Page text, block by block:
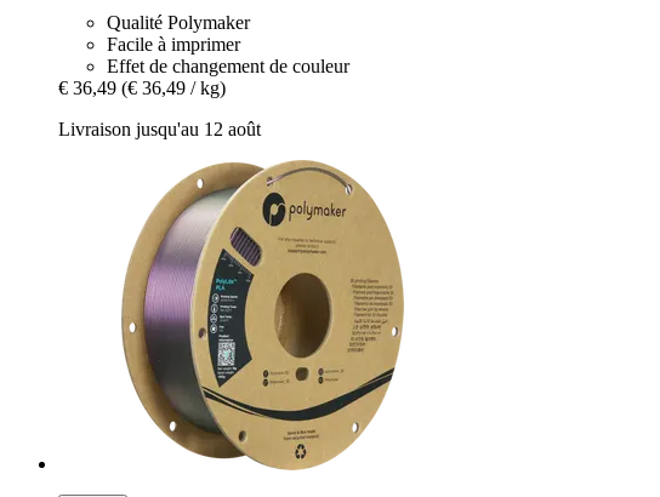
Qualité Polymaker
Facile à imprimer
Effet de changement de couleur
€ 36,49 (€ 36,49 / kg)
Livraison jusqu'au 12 août